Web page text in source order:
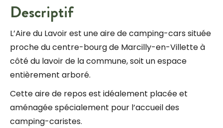
Descriptif
L’Aire du Lavoir est une aire de camping-cars située
proche du centre-bourg de Marcilly-en-Villette à
côté du lavoir de la commune, soit un espace
entièrement arboré.
Cette aire de repos est idéalement placée et
aménagée spécialement pour l’accueil des
camping-caristes.